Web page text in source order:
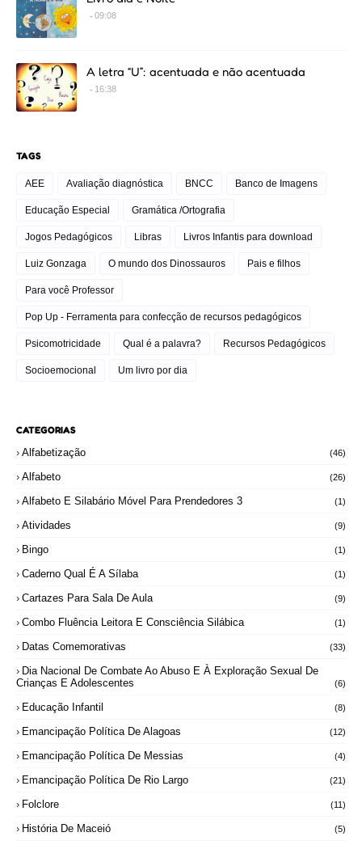
09:08
A letra “U”: acentuada e não acentuada
16:38
TAGS
AEE Avaliação diagnóstica BNCC Banco de Imagens
Educação Especial Gramática /Ortografia
Jogos Pedagógicos Libras Livros Infantis para download
Luiz Gonzaga O mundo dos Dinossauros Pais e filhos
Para você Professor
Pop Up - Ferramenta para confecção de recursos pedagógicos
Psicomotricidade Qual é a palavra? Recursos Pedagógicos
Socioemocional Um livro por dia
CATEGORIAS
Alfabetização
(46)
Alfabeto (26)
Alfabeto E Silabário Móvel Para Prendedores 3 (1)
Atividades (9)
Bingo (1)
Caderno Qual É A Sílaba (1)
Cartazes Para Sala De Aula (9)
Combo Fluência Leitora E Consciência Silábica (1)
Datas Comemorativas (33)
Dia Nacional De Combate Ao Abuso E À Exploração Sexual De
Crianças E Adolescentes
(6)
Educação Infantil (8)
Emancipação Política De Alagoas (12)
Emancipação Política De Messias (4)
Emancipação Política De Rio Largo (21)
Folclore (11)
História De Maceió (5)